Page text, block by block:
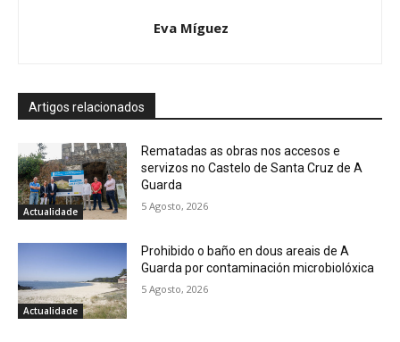
Eva Míguez
Artigos relacionados
Actualidade
Rematadas as obras nos accesos e
servizos no Castelo de Santa Cruz de A
Guarda
5 Agosto, 2026
Actualidade
Prohibido o baño en dous areais de A
Guarda por contaminación microbiolóxica
5 Agosto, 2026